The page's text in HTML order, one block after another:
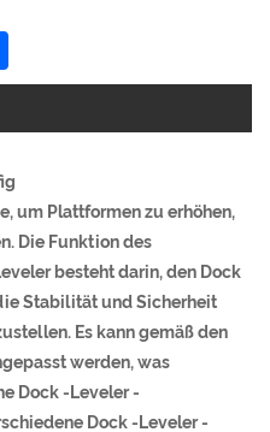
um Plattformen zu erhöhen,
Die Funktion des
besteht darin, den Dock
Stabilität und Sicherheit
Es kann gemäß den
werden, was
Dock -Leveler -
Dock -Leveler -